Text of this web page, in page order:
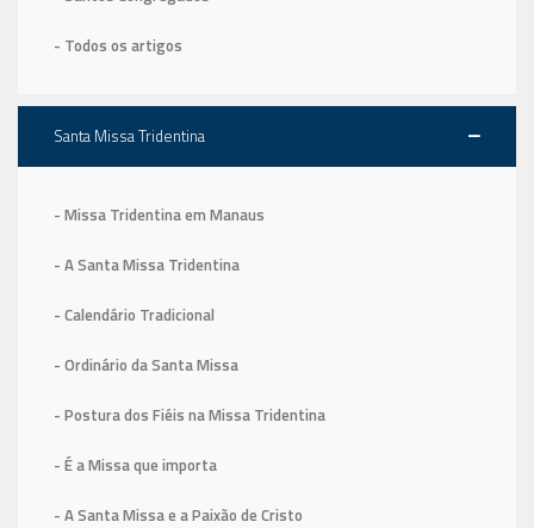
- Todos os artigos
Santa Missa Tridentina
- Missa Tridentina em Manaus
- A Santa Missa Tridentina
- Calendário Tradicional
- Ordinário da Santa Missa
- Postura dos Fiéis na Missa Tridentina
- É a Missa que importa
- A Santa Missa e a Paixão de Cristo